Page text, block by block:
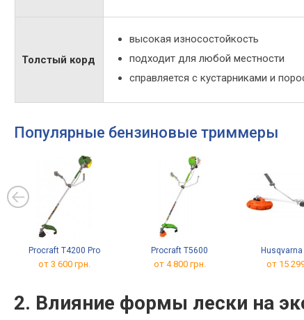
Толстый корд
высокая износостойкость
подходит для любой местности
справляется с кустарниками и
Популярные бензиновые триммеры
Procraft T4200 Pro
от 3 600 грн.
Procraft T5600
от 4 800 грн.
Husqvarna
от 15
2. Влияние формы лески на